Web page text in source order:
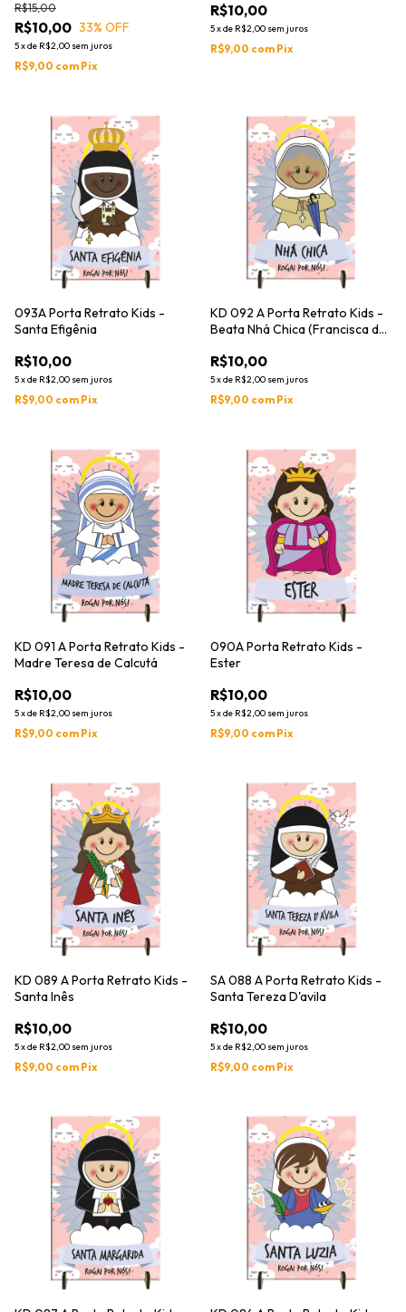
R$10,00
R$15,00
33% OFF
5xde R$2,00 sem juros
R$9,00 com Pix
R$10,00
5xde R$2,00 sem juros
R$9,00 com Pix
093A Porta Retrato Kids -
Santa Efigênia
R$10,00
5xde R$2,00 sem juros
R$9,00 com Pix
KD 092 A Porta Retrato Kids -
Beata Nhá Chica (Francisca de
R$10,00
5xde R$2,00 sem juros
R$9,00 com Pix
KD 091 A Porta Retrato Kids -
Madre Teresa de Calcutá
R$10,00
5xde R$2,00 sem juros
R$9,00 com Pix
090A Porta Retrato Kids -
Ester
R$10,00
5xde R$2,00 sem juros
R$9,00 com Pix
KD 089 A Porta Retrato Kids -
Santa Inês
R$10,00
5xde R$2,00 sem juros
R$9,00 com Pix
SA 088 A Porta Retrato Kids -
Santa Tereza D'avila
R$10,00
5xde R$2,00 sem juros
R$9,00 com Pix